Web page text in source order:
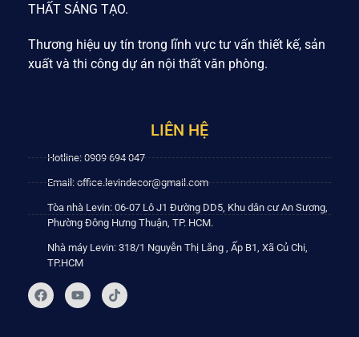
THẤT SÁNG TẠO.
Thương hiệu uy tín trong lĩnh vực tư vấn thiết kế, sản
xuất và thi công dự án nội thất văn phòng.
LIÊN HỆ
Hotline: 0909 694 047
Email: office.levindecor@gmail.com
Tòa nhà Levin: 06-07 Lô J1 Đường DD5, Khu dân cư An Sương,
Phường Đông Hưng Thuận, TP. HCM.
Nhà máy Levin: 318/1 Nguyễn Thị Lắng , Ấp B1, Xã Củ Chi,
TP.HCM